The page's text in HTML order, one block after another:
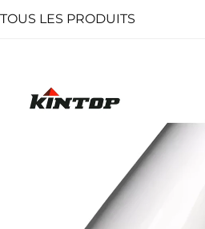
TOUS LES PRODUITS